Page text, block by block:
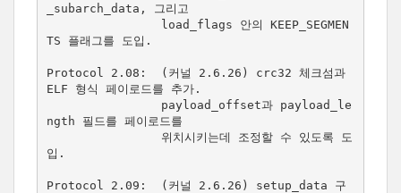
_subarch_data, 그리고
TS 플래그를 도입.
Protocol 2.08:  (커널 2.6.26) crc32 체크섬과
ELF 형식 페이로드를 추가.
ngth 필드를 페이로드를
입.
Protocol 2.09:  (커널 2.6.26) setup_data 구